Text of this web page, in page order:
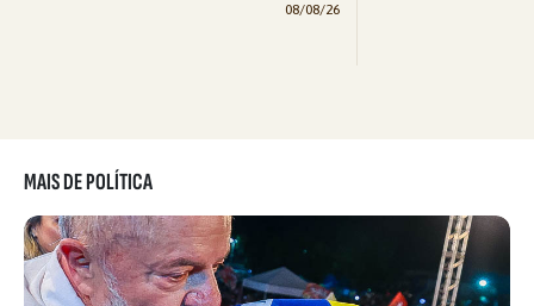
08/08/26
MAIS DE POLÍTICA